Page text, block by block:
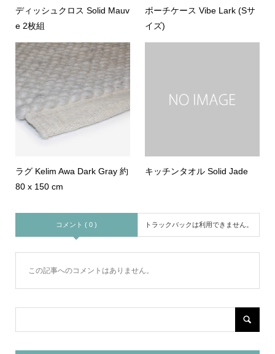
ディッシュクロス Solid Mauv
e 2枚組
ポーチケース Vibe Lark (Sサ
イズ)
ラグ Kelim Awa Dark Gray 約
80 x 150 cm
キッチンタオル Solid Jade
コメント ( 0 ) トラックバックは利用できません。
この記事へのコメントはありません。